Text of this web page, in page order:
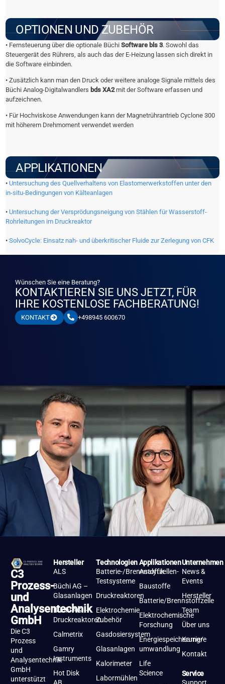
OPTIONEN UND ZUBEHÖR
• Fernsteuerung über die optionale BüchiSoftware bls 3. Sowohl das
Steuergerät des Rührers, als auch das der E-Heizung lassen sich direkt in
die Software einbinden.
• Zusätzlich kann man den Druck oder weitere analoge Signale mittels des
Büchi Analog-Digitalwandlers bds XA2mit der Software erfassen und
aufzeichnen.
• Für Hochviskose Anwendungen kann der Magnetrührantrieb Cyclone 300
mit höherem Drehmoment verwendet werden
APPLIKATIONEN
• Untersuchung des Quellverhaltens von Elastomerwerkstoffen unter den
in-situ-Bedingungen von Kälteanlagen
• Untersuchung der Versprödungsneigung von Stählen für Wasserstoff-
Rohrleitungen im Druckreaktor
•SolvoCycle: Einsatz nah- und überkritischer Fluide zur Zerlegung von CFK
Wünschen Sie eine Beratung?
KONTAKTIEREN SIE UNS JETZT, FÜR
IHRE KOSTENLOSE FACHBERATUNG!
KONTAKT +498945 600670
C3
Prozess-
und
Analysentechnik
GmbH
Die C3
Prozess
und
Analysentechnik
GmbH
unterstützt
Hersteller
ALS
Büchi AG –
Glasanlagen
Büchi AG –
Druckreaktoren
Calmetrix
Gamry
Instruments
Hot Disk
Technologien
Batterie-/Brennstoffzellen-
Testsysteme
Druckreaktoren
Elektrochemie
Zubehör
Gasdosiersystem
Glasanlagen
Kalorimeter
Labormühlen
Applikationen
Analytik
Baustoffe
Batterie/Brennstoffzelle
Elektrochemische
Forschung
Energiespeicherung/-
umwandlung
Life
Science
Unternehmen
News &
Events
Hersteller
Team
Über uns
Karriere
Kontakt
Service